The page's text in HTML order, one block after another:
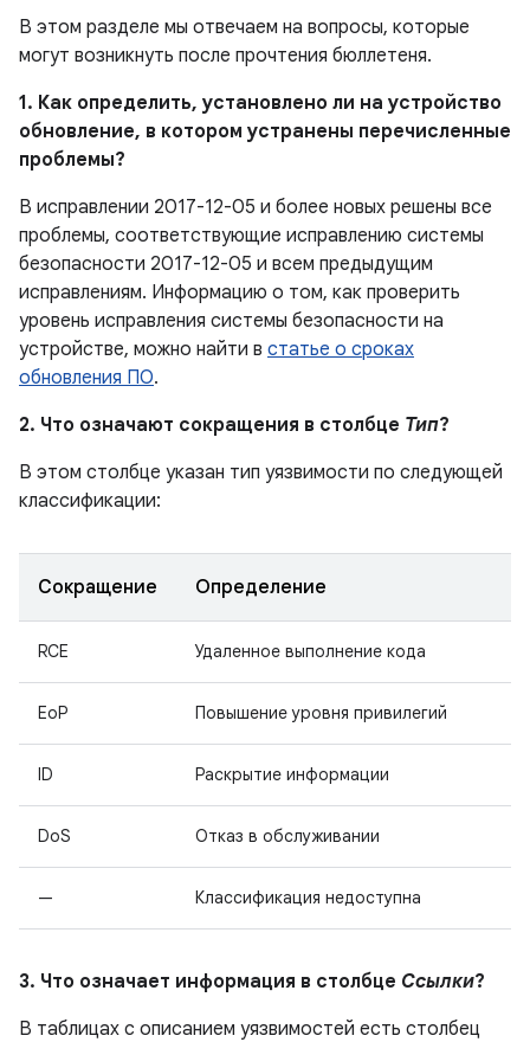
В этом разделе мы отвечаем на вопросы, которые
могут возникнуть после прочтения бюллетеня.
1. Как определить, установлено ли на устройство
обновление, в котором устранены перечисленные
проблемы?
В исправлении 2017-12-05 и более новых решены все
проблемы, соответствующие исправлению системы
безопасности 2017-12-05 и всем предыдущим
исправлениям. Информацию о том, как проверить
уровень исправления системы безопасности на
устройстве, можно найти в статье о сроках
обновления ПО.
2. Что означают сокращения в столбце Тип?
В этом столбце указан тип уязвимости по следующей
классификации:
Сокращение Определение
RCE Удаленное выполнение кода
EoP Повышение уровня привилегий
ID Раскрытие информации
DoS Отказ в обслуживании
— Классификация недоступна
3. Что означает информация в столбце Ссылки?
В таблицах с описанием уязвимостей есть столбец